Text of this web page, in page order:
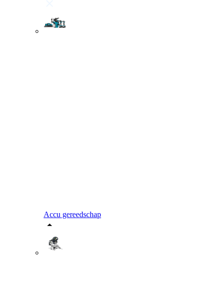
Accu gereedschap